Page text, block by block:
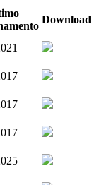
Download